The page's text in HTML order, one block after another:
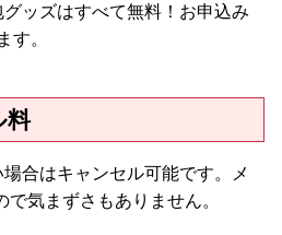
ッズはすべて無料！お申込み
す。
料
合はキャンセル可能です。メ
気まずさもありません。